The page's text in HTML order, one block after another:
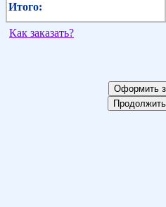
Итого:
Как заказать?